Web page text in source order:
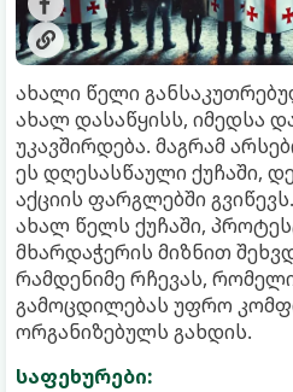
ახალი წელი
ახალ დასაწყისს, იმედსა
უკავშირდება. მაგრამ
ეს დღესასწაული ქუჩაში,
აქციის ფარგლებში
ახალ წელს ქუჩაში,
მხარდაჭერის მიზნით
რამდენიმე რჩევას,
გამოცდილებას უფრო
ორგანიზებულს გახდის.
საფეხურები: